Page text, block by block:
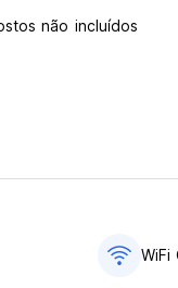
não incluídos
WiFi